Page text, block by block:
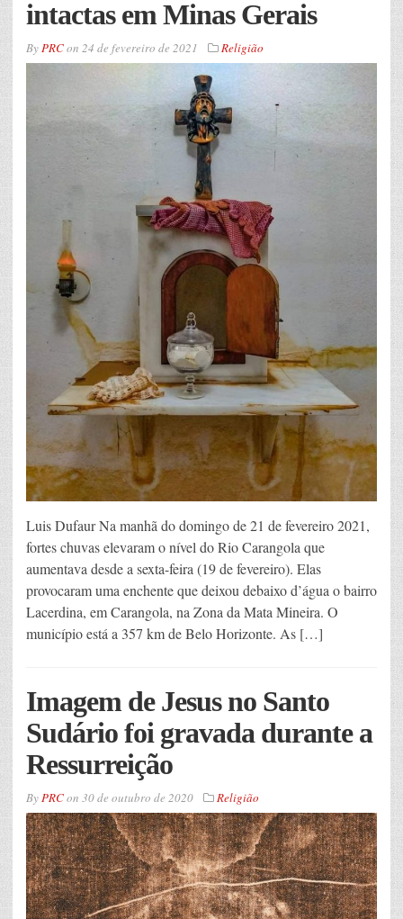
intactas em Minas Gerais
ByPRCon 24 de fevereiro de 2021 Religião
Luis Dufaur Na manhã do domingo de 21 de fevereiro 2021,
fortes chuvas elevaram o nível do Rio Carangola que
aumentava desde a sexta-feira (19 de fevereiro). Elas
provocaram uma enchente que deixou debaixo d’água o bairro
Lacerdina, em Carangola, na Zona da Mata Mineira. O
município está a 357 km de Belo Horizonte. As […]
Imagem de Jesus no Santo
Sudário foi gravada durante a
Ressurreição
ByPRCon 30 de outubro de 2020 Religião